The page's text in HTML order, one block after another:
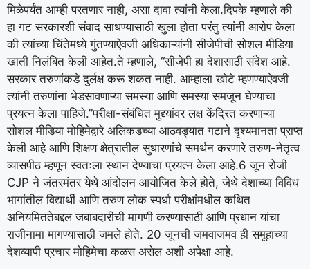
मिळेपर्यंत आम्ही परतणार नाही, असा दावा त्यांनी केला.दिपके म्हणाले की
हा गट सरकारशी संवाद साधण्यासाठी खुला होता परंतु त्यांनी आरोप केला
की त्यांच्या चिंतेमध्ये गुंतण्याऐवजी अधिकाऱ्यांनी सीजेपीची सोशल मीडिया
खाती निलंबित केली आहेत.ते म्हणाले, “सीजेपी हा देशासाठी संदेश आहे.
सरकार तरुणांकडे दुर्लक्ष करू शकत नाही. आम्हाला खोटे म्हणण्याऐवजी
त्यांनी तरुणांना भेडसावणाऱ्या समस्या आणि समस्या समजून घेण्याचा
प्रयत्न केला पाहिजे.”परीक्षा-संबंधित मुद्द्यांवर लक्ष केंद्रित करणाऱ्या
सोशल मीडिया मोहिमेद्वारे अलिकडच्या आठवड्यात गटाने दृश्यमानता प्राप्त
केली आहे आणि शिक्षण क्षेत्रातील सुधारणांचे समर्थन करणारे तरुण-नेतृत्व
व्यासपीठ म्हणून स्वतःला स्थान देण्याचा प्रयत्न केला आहे.6 जून रोजी
CJP ने जंतरमंतर येथे आंदोलन आयोजित केले होते, जेथे देशाच्या विविध
भागांतील विद्यार्थी आणि तरुण लोक स्पर्धा परीक्षांमधील कथित
अनियमिततेबद्दल जबाबदारीची मागणी करण्यासाठी आणि प्रधान यांचा
राजीनामा मागण्यासाठी जमले होते. 20 जूनची जमवाजमव ही समूहाच्या
देशव्यापी प्रचार मोहिमेचा कळस असेल अशी अपेक्षा आहे.